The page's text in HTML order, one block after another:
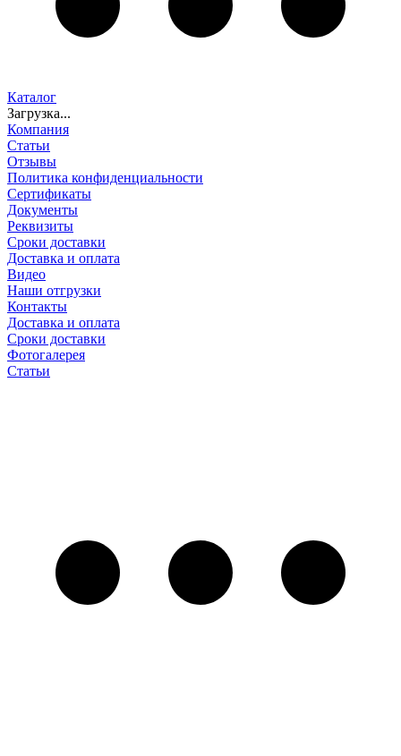
Каталог
Загрузка...
Компания
Статьи
Отзывы
Политика конфиденциальности
Сертификаты
Документы
Реквизиты
Сроки доставки
Доставка и оплата
Видео
Наши отгрузки
Контакты
Доставка и оплата
Сроки доставки
Фотогалерея
Статьи